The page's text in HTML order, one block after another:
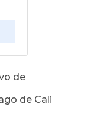
de
de Cali